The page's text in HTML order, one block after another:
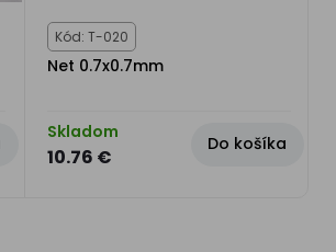
Kód: T-020
Net 0.7x0.7mm
Skladom
10.76 €
Do košíka